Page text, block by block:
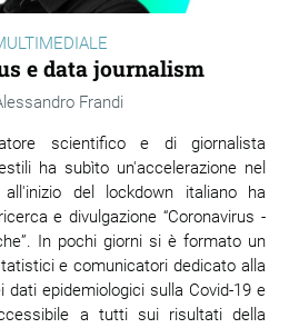
e data journalism
Frandi
scientifico e di giornalista
ha subìto un'accelerazione nel
del lockdown italiano ha
e divulgazione “Coronavirus -
In pochi giorni si è formato un
e comunicatori dedicato alla
dati epidemiologici sulla Covid-19 e
a tutti sui risultati della